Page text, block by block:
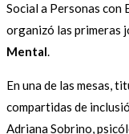
Social a Personas con
organizó las primeras
Mental.
En una de las mesas,
compartidas de
Adriana Sobrino,